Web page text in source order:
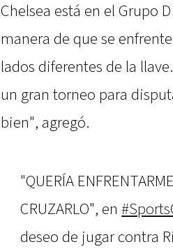
Chelsea está en el Grupo
manera de que se
lados diferentes de la
un gran torneo para
bien", agregó.
"QUERÍA
CRUZARLO", en
deseo de jugar contra